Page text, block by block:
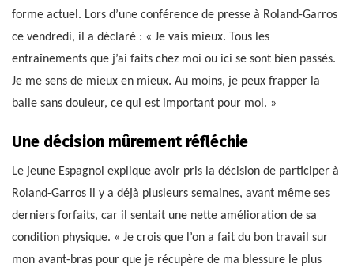
forme actuel. Lors d’une conférence de presse à Roland-Garros
ce vendredi, il a déclaré : « Je vais mieux. Tous les
entraînements que j’ai faits chez moi ou ici se sont bien passés.
Je me sens de mieux en mieux. Au moins, je peux frapper la
balle sans douleur, ce qui est important pour moi. »
Une décision mûrement réfléchie
Le jeune Espagnol explique avoir pris la décision de participer à
Roland-Garros il y a déjà plusieurs semaines, avant même ses
derniers forfaits, car il sentait une nette amélioration de sa
condition physique. « Je crois que l’on a fait du bon travail sur
mon avant-bras pour que je récupère de ma blessure le plus